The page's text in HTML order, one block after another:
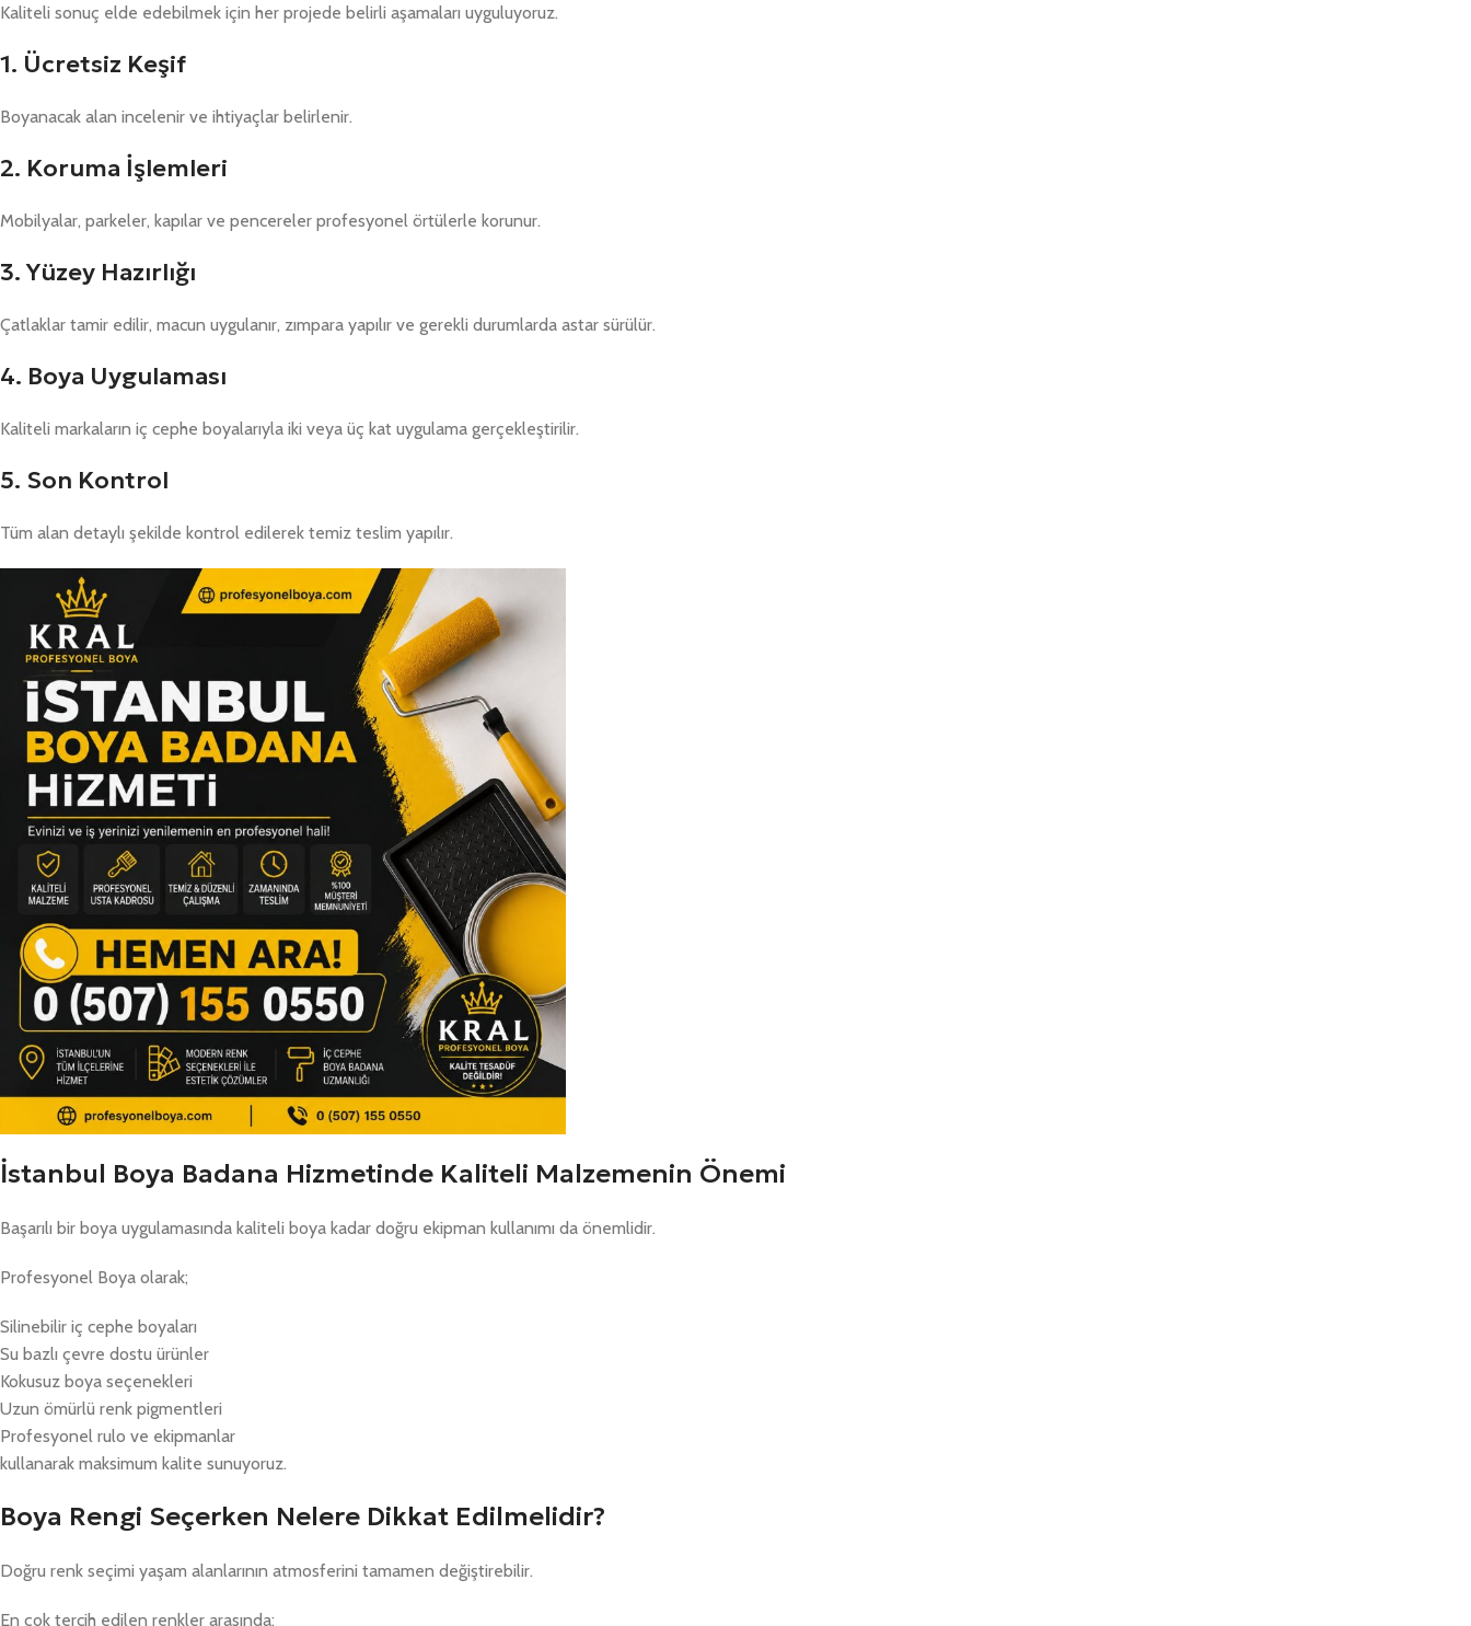
Kaliteli sonuç elde edebilmek için her projede belirli aşamaları uyguluyoruz.
1. Ücretsiz Keşif
Boyanacak alan incelenir ve ihtiyaçlar belirlenir.
2. Koruma İşlemleri
Mobilyalar, parkeler, kapılar ve pencereler profesyonel örtülerle korunur.
3. Yüzey Hazırlığı
Çatlaklar tamir edilir, macun uygulanır, zımpara yapılır ve gerekli durumlarda astar sürülür.
4. Boya Uygulaması
Kaliteli markaların iç cephe boyalarıyla iki veya üç kat uygulama gerçekleştirilir.
5. Son Kontrol
Tüm alan detaylı şekilde kontrol edilerek temiz teslim yapılır.
İstanbul Boya Badana Hizmetinde Kaliteli Malzemenin Önemi
Başarılı bir boya uygulamasında kaliteli boya kadar doğru ekipman kullanımı da önemlidir.
Profesyonel Boya olarak;
Silinebilir iç cephe boyaları
Su bazlı çevre dostu ürünler
Kokusuz boya seçenekleri
Uzun ömürlü renk pigmentleri
Profesyonel rulo ve ekipmanlar
kullanarak maksimum kalite sunuyoruz.
Boya Rengi Seçerken Nelere Dikkat Edilmelidir?
Doğru renk seçimi yaşam alanlarının atmosferini tamamen değiştirebilir.
En çok tercih edilen renkler arasında;